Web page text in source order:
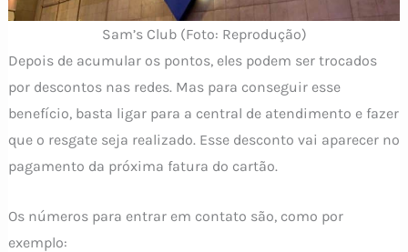
Sam’s Club (Foto: Reprodução)
Depois de acumular os pontos, eles podem ser trocados
por descontos nas redes. Mas para conseguir esse
benefício, basta ligar para a central de atendimento e fazer
que o resgate seja realizado. Esse desconto vai aparecer no
pagamento da próxima fatura do cartão.
Os números para entrar em contato são, como por
exemplo: